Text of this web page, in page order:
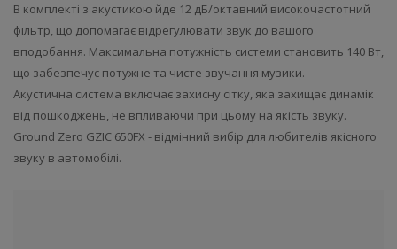
В комплекті з акустикою йде 12 дБ/октавний високочастотний
фільтр, що допомагає відрегулювати звук до вашого
вподобання. Максимальна потужність системи становить 140 Вт,
що забезпечує потужне та чисте звучання музики.
Акустична система включає захисну сітку, яка захищає динамік
від пошкоджень, не впливаючи при цьому на якість звуку.
Ground Zero GZIC 650FX - відмінний вибір для любителів якісного
звуку в автомобілі.